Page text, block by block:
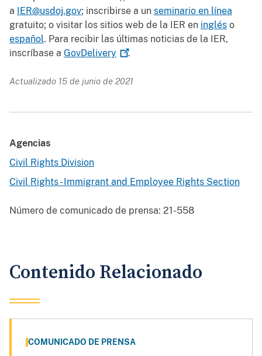
a
IER@usdoj.gov; inscribirse a un seminario en línea
gratuito; o visitar los sitios web de la IER en inglés o
español. Para recibir las últimas noticias de la IER,
inscríbase a GovDelivery .
Actualizado 15 de junio de 2021
Agencias
Civil Rights Division
Civil Rights - Immigrant and Employee Rights Section
Número de comunicado de prensa: 21-558
Contenido Relacionado
COMUNICADO DE PRENSA